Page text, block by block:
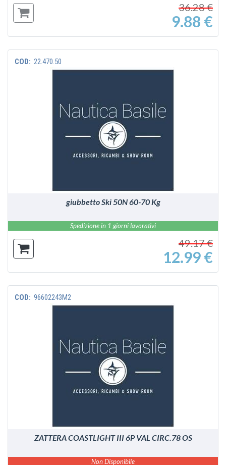
36.28 €
9.88 €
COD: 22.470.50
VEDI
giubbetto Ski 50N 60-70 Kg
Spedizione in 1 giorni lavorativi
49.17 €
12.99 €
COD: 96602243M2
VEDI
ZATTERA COASTLIGHT III 6P VAL CIRC.78 OS
Non Disponibile